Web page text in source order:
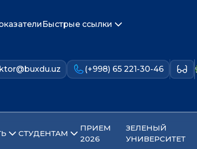
Быстрые ссылки
(+998) 65 221-30-46
СТУДЕНТАМ
ПРИЕМ
2026
ЗЕЛЕНЫЙ
УНИВЕРСИТЕТ